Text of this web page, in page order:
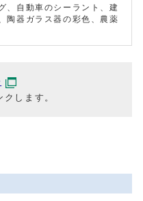
、自動車のシーラント、建
陶器ガラス器の彩色、農薬
します。